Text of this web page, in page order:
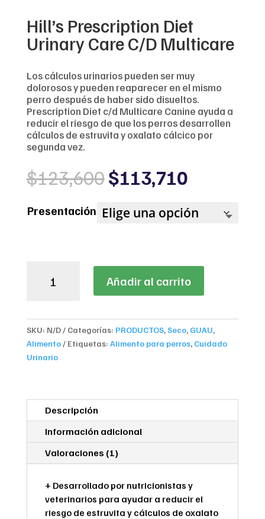
Hill’s Prescription Diet
Urinary Care C/D Multicare
Los cálculos urinarios pueden ser muy
dolorosos y pueden reaparecer en el mismo
perro después de haber sido disueltos.
Prescription Diet c/d Multicare Canine ayuda a
reducir el riesgo de que los perros desarrollen
cálculos de estruvita y oxalato cálcico por
segunda vez.
$123,600Original
price
was:
$123,600.
$113,710Current
price
is:
Presentación
Prescription
Care
C/D
Multicare
cantidad
Añadir al carrito
SKU: N/D Categorías: PRODUCTOS,Seco, GUAU,
Alimento
Etiquetas: Alimento para perros, Cuidado
Urinario
Descripción
Información adicional
Valoraciones (1)
+ Desarrollado por nutricionistas y
veterinarios para ayudar a reducir el
riesgo de estruvita y cálculos de oxalato